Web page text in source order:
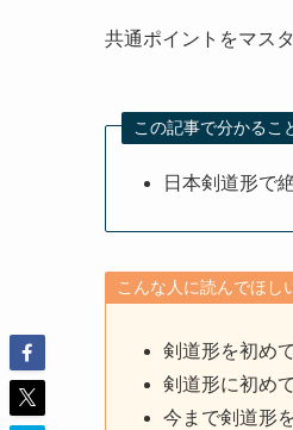
共通ポイントをマス
この記事で分かるこ
日本剣道形で
こんな人に読んでほし
剣道形を初め
剣道形に初め
今まで剣道形